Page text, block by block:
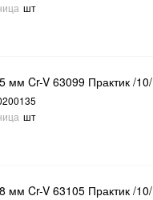
шт
мм Cr-V 63099 Практик /10/
шт
мм Cr-V 63105 Практик /10/